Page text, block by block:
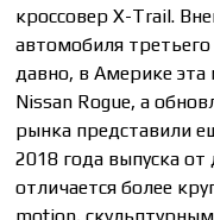
кроссовер X-Trail.
автомобиля
давно, в Америке
Nissan Rogue, а
рынка представили
2018 года выпуска
отличается более